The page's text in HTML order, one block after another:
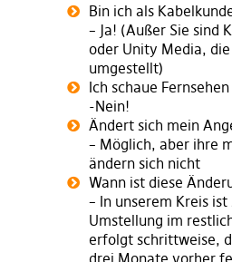
Bin ich als
– Ja! (Außer Sie sind
oder Unity Media,
umgestellt)
Ich schaue
-Nein!
Ändert sich mein
– Möglich, aber ihre
ändern sich nicht
Wann ist diese
– In unserem Kreis
Umstellung im
erfolgt schrittweise,
drei Monate vorher